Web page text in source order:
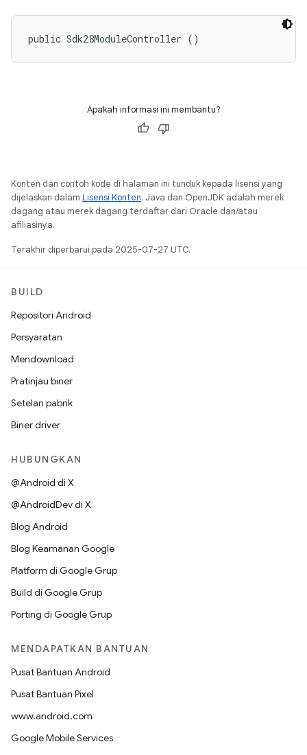
public Sdk28ModuleController ()
Apakah informasi ini membantu?
Konten dan contoh kode di halaman ini tunduk kepada lisensi yang
dijelaskan dalam Lisensi Konten. Java dan OpenJDK adalah merek
dagang atau merek dagang terdaftar dari Oracle dan/atau
afiliasinya.
Terakhir diperbarui pada 2025-07-27 UTC.
BUILD
Repositori Android
Persyaratan
Mendownload
Pratinjau biner
Setelan pabrik
Biner driver
HUBUNGKAN
@Android di X
@AndroidDev di X
Blog Android
Blog Keamanan Google
Platform di Google Grup
Build di Google Grup
Porting di Google Grup
MENDAPATKAN BANTUAN
Pusat Bantuan Android
Pusat Bantuan Pixel
www.android.com
Google Mobile Services